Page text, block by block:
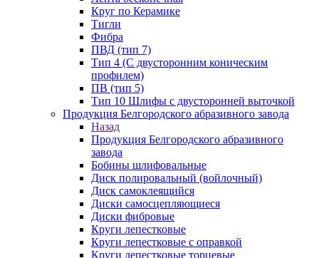
Круг по Керамике
Тигли
Фибра
ПВД (тип 7)
Тип 4 (С двусторонним коническим
профилем)
ПВ (тип 5)
Тип 10 Шлифы с двусторонней выточкой
Продукция Белгородского абразивного завода
Назад
Продукция Белгородского абразивного
завода
Бобины шлифовальные
Диск полировальный (войлочный)
Диск самоклеящийся
Диски самосцепляющиеся
Диски фибровые
Круги лепестковые
Круги лепестковые с оправкой
Круги лепестковые торцевые